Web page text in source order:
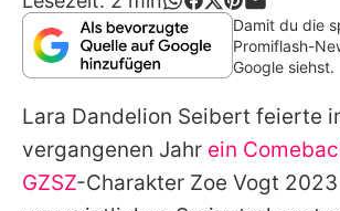
Familie & Liebe
Promiflash Exklusiv
Alle Themen auf
Jobs
Damit du die
Promiflash-
Google siehst.
Lara Dandelion Seibert feierte
vergangenen Jahr ein
GZSZ-Charakter Zoe Vogt